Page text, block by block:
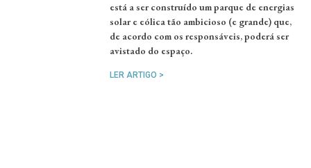
está a ser construído um parque de energias
solar e eólica tão ambicioso (e grande) que,
de acordo com os responsáveis, poderá ser
avistado do espaço.
LER ARTIGO >